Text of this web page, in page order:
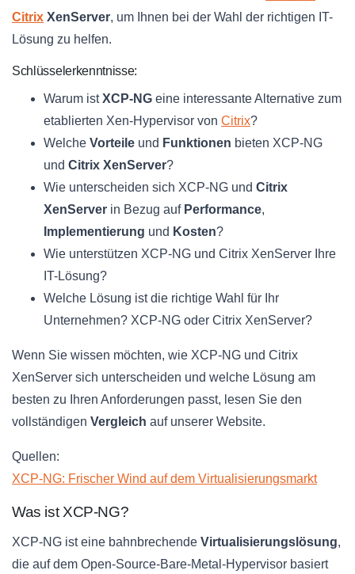
Citrix XenServer, um Ihnen bei der Wahl der richtigen IT-
Lösung zu helfen.
Schlüsselerkenntnisse:
Warum istXCP-NG eine interessante Alternative zum
etablierten Xen-Hypervisor von Citrix?
Welche Vorteile und Funktionen bieten XCP-NG
und Citrix XenServer?
Wie unterscheiden sich XCP-NG und Citrix
XenServer in Bezug auf Performance,
Implementierung und Kosten?
Wie unterstützen XCP-NG und Citrix XenServer Ihre
IT-Lösung?
Welche Lösung ist die richtige Wahl für Ihr
Unternehmen? XCP-NG oder Citrix XenServer?
Wenn Sie wissen möchten, wie XCP-NG und Citrix
XenServer sich unterscheiden und welche Lösung am
besten zu Ihren Anforderungen passt, lesen Sie den
vollständigen Vergleich auf unserer Website.
Quellen:
XCP-NG: Frischer Wind auf dem Virtualisierungsmarkt
Was ist XCP-NG?
XCP-NG ist eine bahnbrechende Virtualisierungslösung,
die auf dem Open-Source-Bare-Metal-Hypervisor basiert